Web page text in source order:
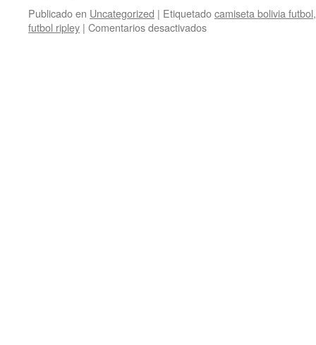
Publicado en Uncategorized | Etiquetadocamiseta bolivia futbol
futbol ripley | Comentarios desactivadosen